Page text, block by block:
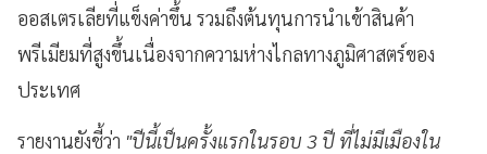
ออสเตรเลียที่แข็งค่าขึ้น รวมถึงต้นทุนการนำเข้าสินค้า
พรีเมียมที่สูงขึ้นเนื่องจากความห่างไกลทางภูมิศาสตร์ของ
ประเทศ
รายงานยังชี้ว่า "ปีนี้เป็นครั้งแรกในรอบ 3 ปี ที่ไม่มีเมืองใน